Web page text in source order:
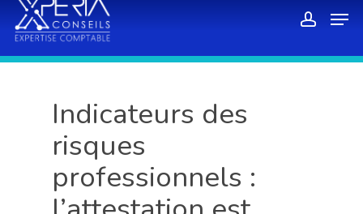
Indicateurs des
risques
professionnels :